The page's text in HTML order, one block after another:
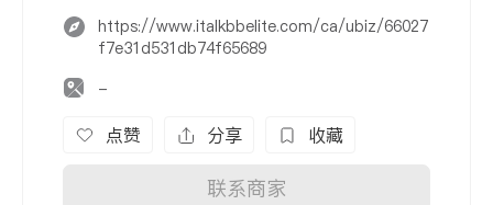
https://www.italkbbelite.com/ca/ubiz/66027
f7e31d531db74f65689
-
点赞 分享 收藏
联系商家